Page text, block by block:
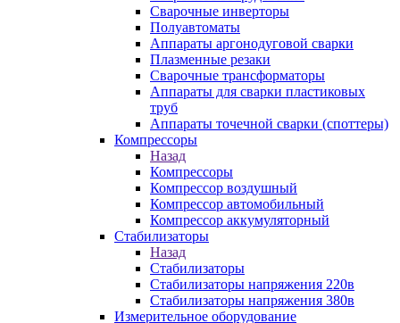
Сварочные инверторы
Полуавтоматы
Аппараты аргонодуговой сварки
Плазменные резаки
Сварочные трансформаторы
Аппараты для сварки пластиковых
труб
Аппараты точечной сварки (споттеры)
Компрессоры
Назад
Компрессоры
Компрессор воздушный
Компрессор автомобильный
Компрессор аккумуляторный
Стабилизаторы
Назад
Стабилизаторы
Стабилизаторы напряжения 220в
Стабилизаторы напряжения 380в
Измерительное оборудование